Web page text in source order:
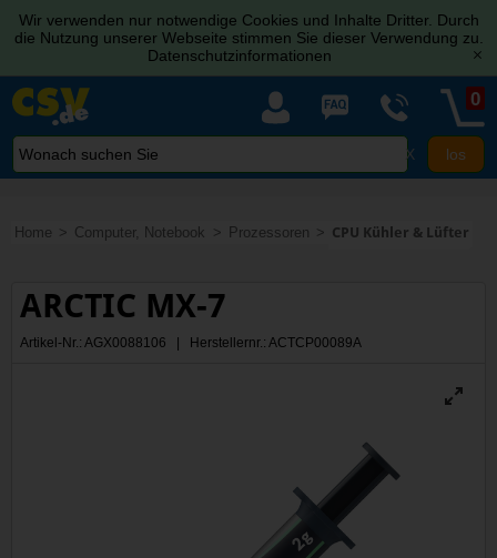
Wir verwenden nur notwendige Cookies und Inhalte Dritter. Durch
die Nutzung unserer Webseite stimmen Sie dieser Verwendung zu.
Datenschutzinformationen
[x]
X
0
Home Computer, Notebook Prozessoren CPU Kühler & Lüfter
ARCTIC MX-7
Artikel-Nr.: AGX0088106 | Herstellernr.: ACTCP00089A